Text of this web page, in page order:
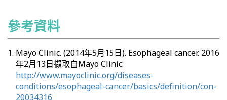
參考資料
Mayo Clinic. (2014年5月15日). Esophageal cancer. 2016
年2月13日擷取自Mayo Clinic:
http://www.mayoclinic.org/diseases-
conditions/esophageal-cancer/basics/definition/con-
20034316